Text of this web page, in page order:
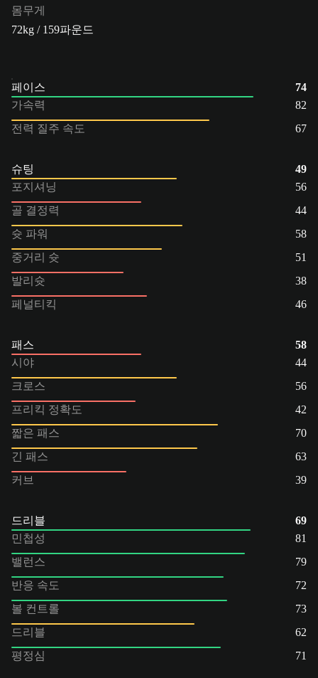
몸무게
72kg / 159파운드
페이스
74
가속력
82
전력 질주 속도
67
슈팅
49
포지셔닝
56
골 결정력
44
슛 파워
58
중거리 슛
51
발리슛
38
페널티킥
46
패스
58
시야
44
크로스
56
프리킥 정확도
42
짧은 패스
70
긴 패스
63
커브
39
드리블
69
민첩성
81
밸런스
79
반응 속도
72
볼 컨트롤
73
드리블
62
평정심
71